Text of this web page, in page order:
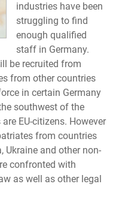
industries have been
struggling to find
enough qualified
staff in Germany.
be recruited from
from other countries
in certain Germany
southwest of the
EU-citizens. However
from countries
Ukraine and other non-
confronted with
as well as other legal